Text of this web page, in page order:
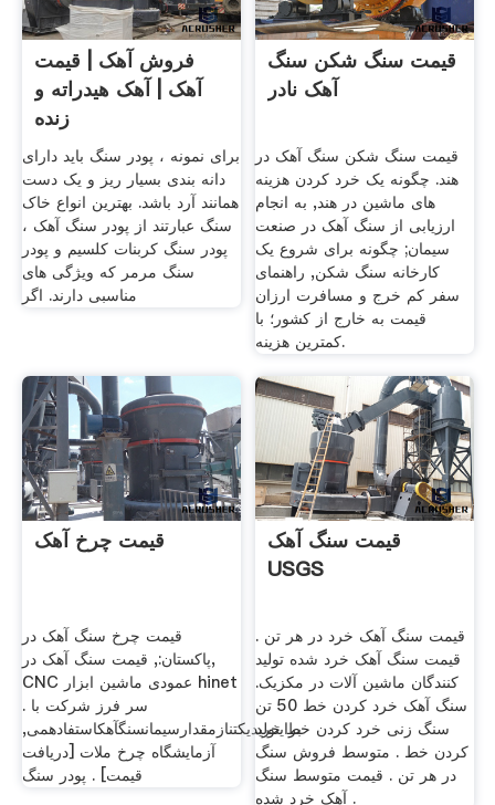
فروش آهک | قیمت
آهک | آهک هیدراته و
زنده
برای نمونه ، پودر سنگ باید دارای
دانه بندی بسیار ریز و یک دست
همانند آرد باشد. بهترین انواع خاک
سنگ عبارتند از پودر سنگ آهک ،
پودر سنگ کربنات کلسیم و پودر
سنگ مرمر که ویژگی های
مناسبی دارند. اگر
قیمت سنگ شکن سنگ
آهک نادر
قیمت سنگ شکن سنگ آهک در
هند. چگونه یک خرد کردن هزینه
های ماشین در هند, به انجام
ارزیابی از سنگ آهک در صنعت
سیمان; چگونه برای شروع یک
کارخانه سنگ شکن, راهنمای
سفر کم خرج و مسافرت ارزان
قیمت به خارج از کشور؛ با
کمترین هزینه.
قیمت چرخ آهک
قیمت چرخ سنگ آهک در
پاکستان:, قیمت سنگ آهک در,
CNC عمودی ماشین ابزار hinet
سر فرز شرکت با .
برایتولیدیکتنازمقدارسیمانسنگآهکاستفادهمی,
آزمایشگاه چرخ ملات [دریافت
قیمت] . پودر سنگ
قیمت سنگ آهک
USGS
قیمت سنگ آهک خرد در هر تن .
قیمت سنگ آهک خرد شده تولید
کنندگان ماشین آلات در مکزیک.
سنگ آهک خرد کردن خط 50 تن
سنگ زنی خرد کردن خط خرد
کردن خط . متوسط فروش سنگ
در هر تن . قیمت متوسط سنگ
آهک خرد شده .